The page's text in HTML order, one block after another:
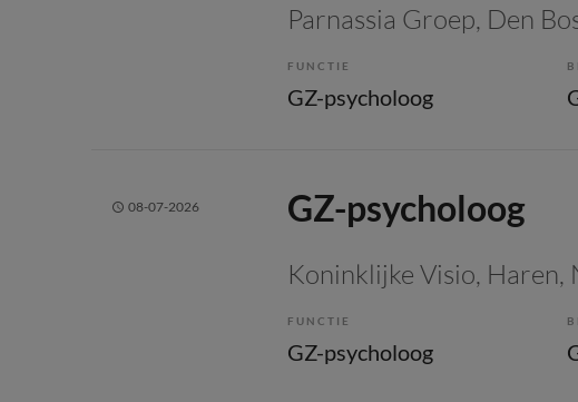
Parnassia Groep, Den
FUNCTIE
GZ-psycholoog
08-07-2026 GZ-psycholoog
Koninklijke Visio, Haren,
FUNCTIE
GZ-psycholoog